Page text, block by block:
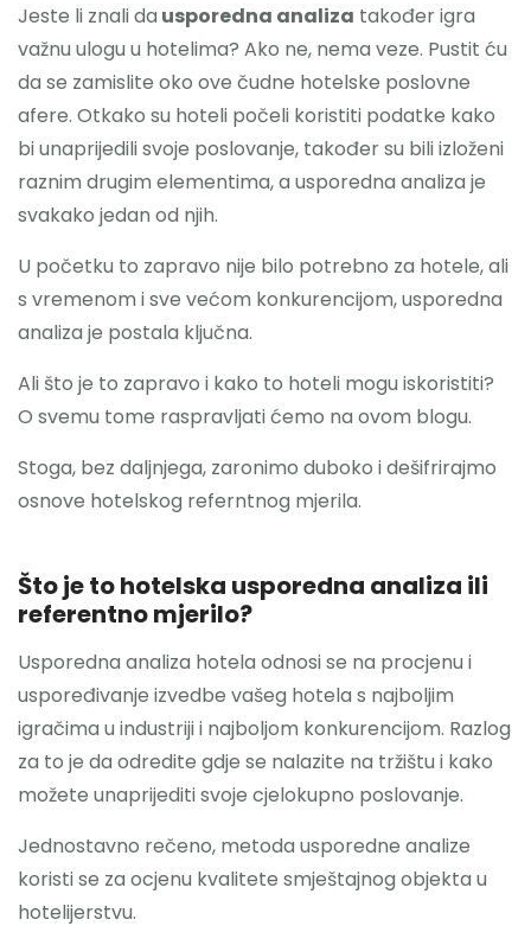
Jeste li znali da usporedna analiza također igra
važnu ulogu u hotelima? Ako ne, nema veze. Pustit ću
da se zamislite oko ove čudne hotelske poslovne
afere. Otkako su hoteli počeli koristiti podatke kako
bi unaprijedili svoje poslovanje, također su bili izloženi
raznim drugim elementima, a usporedna analiza je
svakako jedan od njih.
U početku to zapravo nije bilo potrebno za hotele, ali
s vremenom i sve većom konkurencijom, usporedna
analiza je postala ključna.
Ali što je to zapravo i kako to hoteli mogu iskoristiti?
O svemu tome raspravljati ćemo na ovom blogu.
Stoga, bez daljnjega, zaronimo duboko i dešifrirajmo
osnove hotelskog referntnog mjerila.
Što je to hotelska usporedna analiza ili
referentno mjerilo?
Usporedna analiza hotela odnosi se na procjenu i
uspoređivanje izvedbe vašeg hotela s najboljim
igračima u industriji i najboljom konkurencijom. Razlog
za to je da odredite gdje se nalazite na tržištu i kako
možete unaprijediti svoje cjelokupno poslovanje.
Jednostavno rečeno, metoda usporedne analize
koristi se za ocjenu kvalitete smještajnog objekta u
hotelijerstvu.